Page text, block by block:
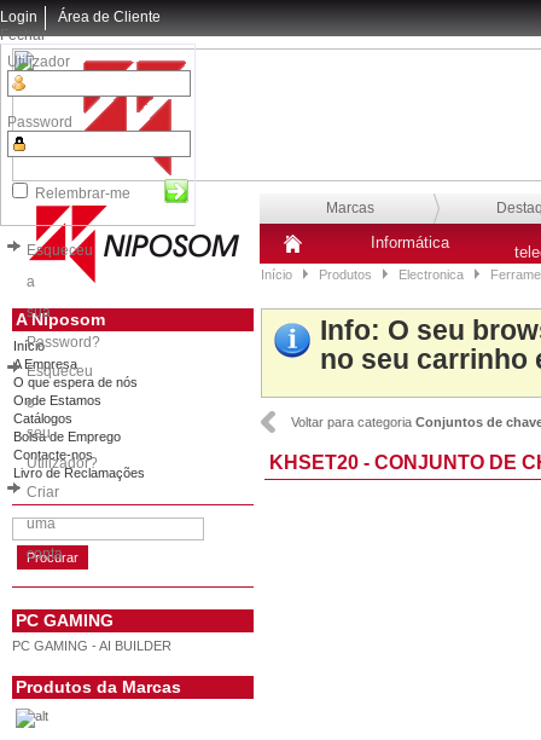
Login
Fechar
Utilizador
Password
Relembrar-me
Esqueceu
a
sua
Password?
Esqueceu
o
seu
Utilizador?
Criar
uma
conta
Área de Cliente
Marcas
Informática
Início Produtos Electronica
A Niposom
Início
A Empresa
O que espera de nós
Onde Estamos
Catálogos
Bolsa de Emprego
Contacte-nos
Livro de Reclamações
PC GAMING
PC GAMING - AI BUILDER
Produtos da Marcas
Info: O seu
no seu carrinho
Voltar para categoria Conjuntos de
KHSET20 - CONJUNTO DE